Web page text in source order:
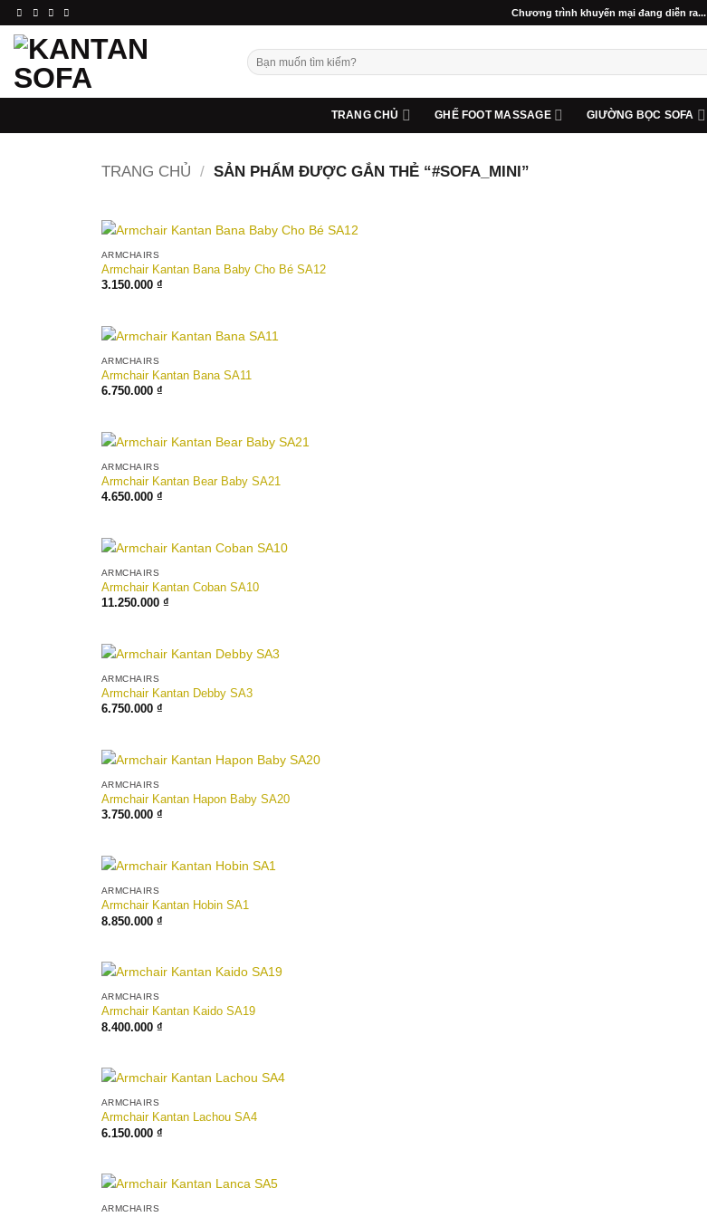
qua
nội
dung
Chương trình khuyến mại đang diễn ra...
Tìm
kiếm:
TRANG CHỦ GHẾ FOOT MASSAGE GIƯỜNG BỌC SOFA
TRANG CHỦ / SẢN PHẨM ĐƯỢC GẮN THẺ “#SOFA_MINI”
ARMCHAIRS
Armchair Kantan Bana Baby Cho Bé SA12
3.150.000 ₫
ARMCHAIRS
Armchair Kantan Bana SA11
6.750.000 ₫
ARMCHAIRS
Armchair Kantan Bear Baby SA21
4.650.000 ₫
ARMCHAIRS
Armchair Kantan Coban SA10
11.250.000 ₫
ARMCHAIRS
Armchair Kantan Debby SA3
6.750.000 ₫
ARMCHAIRS
Armchair Kantan Hapon Baby SA20
3.750.000 ₫
ARMCHAIRS
Armchair Kantan Hobin SA1
8.850.000 ₫
ARMCHAIRS
Armchair Kantan Kaido SA19
8.400.000 ₫
ARMCHAIRS
Armchair Kantan Lachou SA4
6.150.000 ₫
ARMCHAIRS